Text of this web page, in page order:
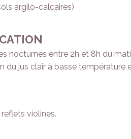
argilo-calcaires)
nocturnes entre 2h et 8h du
du jus clair à basse température
reflets violines.